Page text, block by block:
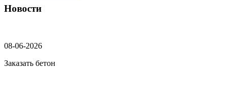
Новости
08-06-2026
Заказать бетон